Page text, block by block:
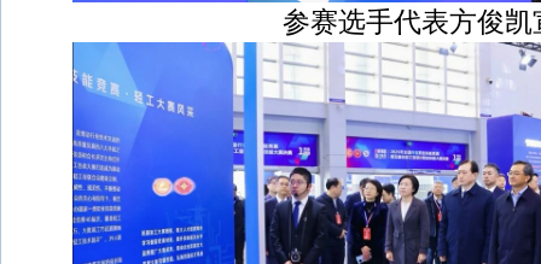
参赛选手代表方俊凯